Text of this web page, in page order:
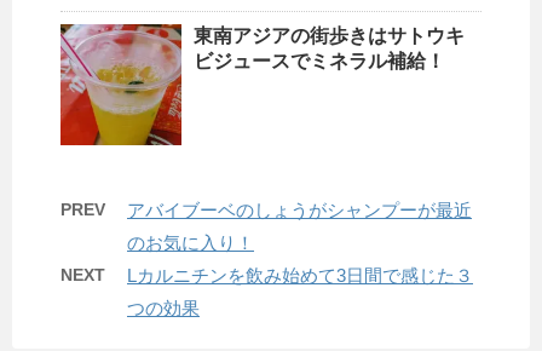
東南アジアの街歩きはサトウキ
ビジュースでミネラル補給！
PREV
アバイブーベのしょうがシャンプーが最近
のお気に入り！
NEXT
Lカルニチンを飲み始めて3日間で感じた３
つの効果